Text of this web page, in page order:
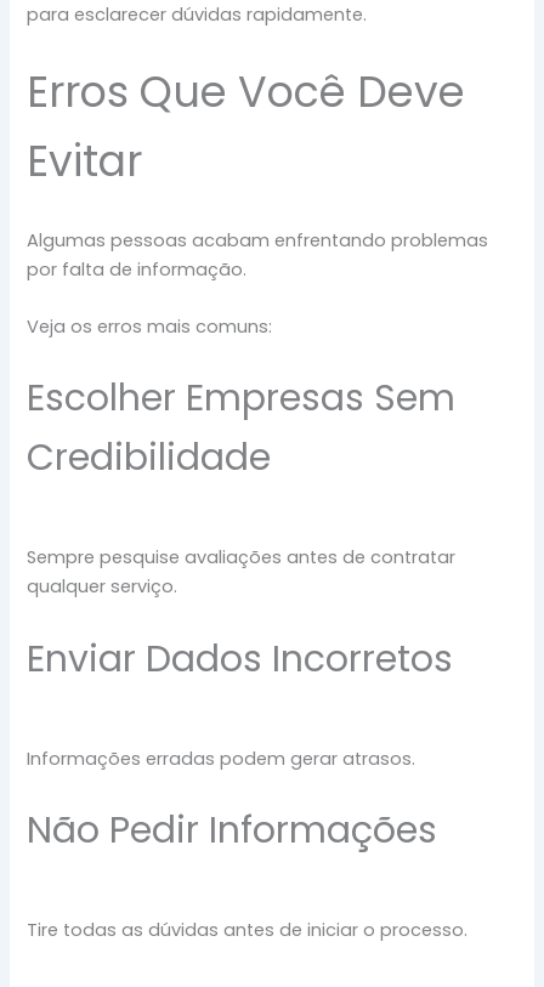
para esclarecer dúvidas rapidamente.
Erros Que Você Deve
Evitar
Algumas pessoas acabam enfrentando problemas
por falta de informação.
Veja os erros mais comuns:
Escolher Empresas Sem
Credibilidade
Sempre pesquise avaliações antes de contratar
qualquer serviço.
Enviar Dados Incorretos
Informações erradas podem gerar atrasos.
Não Pedir Informações
Tire todas as dúvidas antes de iniciar o processo.